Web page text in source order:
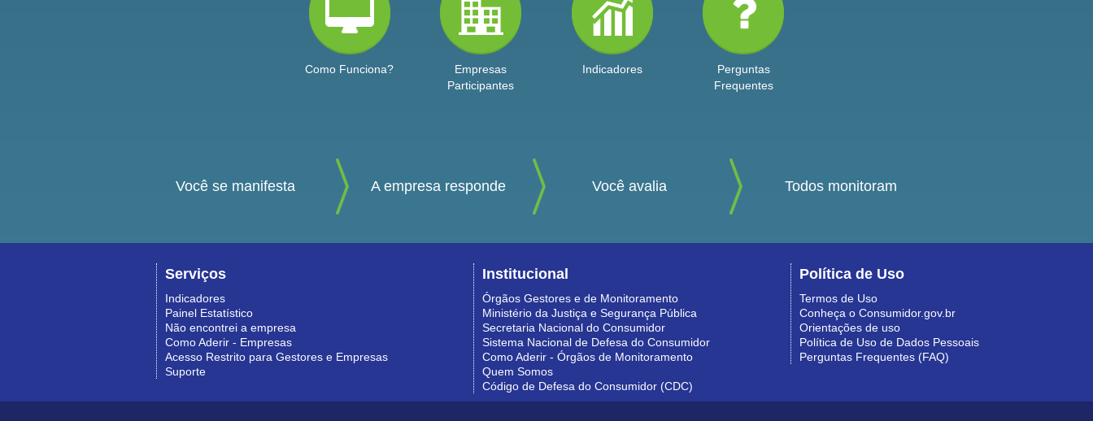
Como Funciona?
Empresas
Participantes
Indicadores
Perguntas
Frequentes
Você se manifesta A empresa responde Você avalia Todos monitoram
Serviços
Indicadores
Painel Estatístico
Não encontrei a empresa
Como Aderir - Empresas
Acesso Restrito para Gestores e Empresas
Suporte
Institucional
Órgãos Gestores e de Monitoramento
Ministério da Justiça e Segurança Pública
Secretaria Nacional do Consumidor
Sistema Nacional de Defesa do Consumidor
Como Aderir - Órgãos de Monitoramento
Quem Somos
Código de Defesa do Consumidor (CDC)
Política de Uso
Termos de Uso
Conheça o Consumidor.gov.br
Orientações de uso
Política de Uso de Dados Pessoais
Perguntas Frequentes (FAQ)